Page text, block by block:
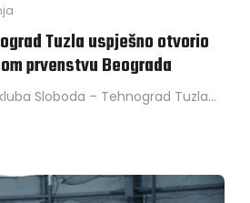
Tuzla uspješno otvorio
prvenstvu Beograda
Sloboda – Tehnograd Tuzla…